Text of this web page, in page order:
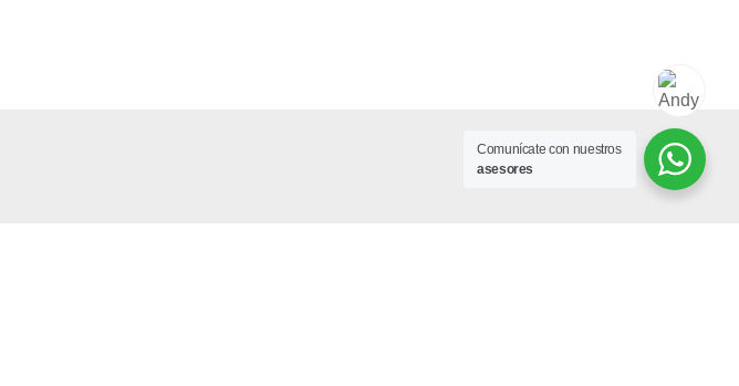
Comunícate con nuestros
asesores